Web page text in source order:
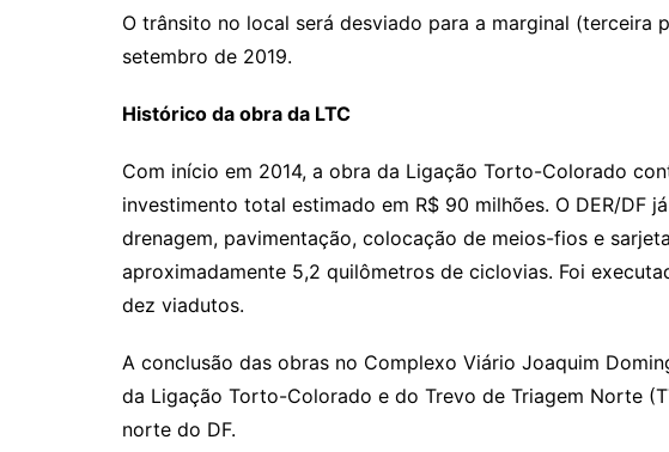
O trânsito no local será desviado para a marginal (terceira
setembro de 2019.
Histórico da obra da LTC
Com início em 2014, a obra da Ligação Torto-Colorado
investimento total estimado em R$ 90 milhões. O DER/DF
drenagem, pavimentação, colocação de meios-fios e
aproximadamente 5,2 quilômetros de ciclovias. Foi
dez viadutos.
A conclusão das obras no Complexo Viário Joaquim
da Ligação Torto-Colorado e do Trevo de Triagem Norte
norte do DF.